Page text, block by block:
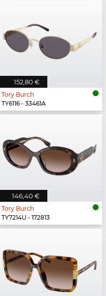
152,80 €
Tory Burch
TY6116 - 33461A
146,40 €
Tory Burch
TY7214U - 172813